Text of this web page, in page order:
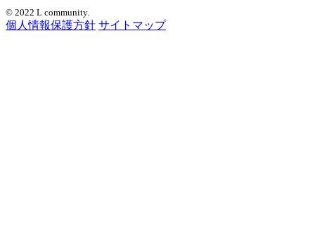
© 2022 L community.
個人情報保護方針 サイトマップ